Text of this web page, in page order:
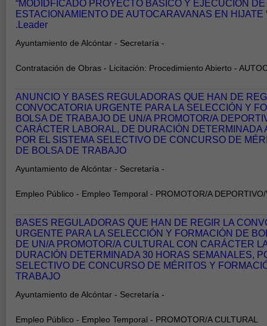
“MODIDFICADO PROYECTO BÁSICO Y EJECUCIÓN
ESTACIONAMIENTO DE AUTOCARAVANAS EN HIJATE
.Leader
Ayuntamiento de Alcóntar - Secretaría -
Contratación de Obras - Licitación: Procedimiento Abierto -
ANUNCIO Y BASES REGULADORAS QUE HAN DE
CONVOCATORIA URGENTE PARA LA SELECCIÓN Y
BOLSA DE TRABAJO DE UN/A PROMOTOR/A
CARÁCTER LABORAL, DE DURACIÓN DETERMINADA
POR EL SISTEMA SELECTIVO DE CONCURSO DE
DE BOLSA DE TRABAJO
Ayuntamiento de Alcóntar - Secretaría -
Empleo Público - Empleo Temporal - PROMOTOR/A DEPORTIVO/
BASES REGULADORAS QUE HAN DE REGIR LA
URGENTE PARA LA SELECCIÓN Y FORMACIÓN DE
DE UN/A PROMOTOR/A CULTURAL CON CARÁCTER
DURACIÓN DETERMINADA 30 HORAS SEMANALES,
SELECTIVO DE CONCURSO DE MÉRITOS Y
TRABAJO
Ayuntamiento de Alcóntar - Secretaría -
Empleo Público - Empleo Temporal - PROMOTOR/A CULTURAL